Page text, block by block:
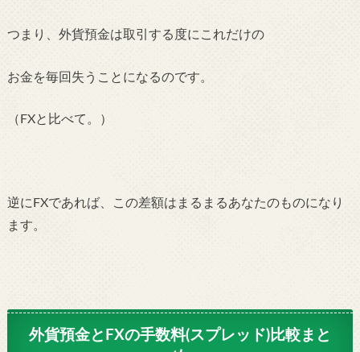
つまり、外貨預金は取引する度にこれだけの
お金を毎回失うことになるのです。
（FXと比べて。）
逆にFXであれば、この差額はまるまるあなたのものになり
ます。
外貨預金とFXの手数料(スプレッド)比較まと